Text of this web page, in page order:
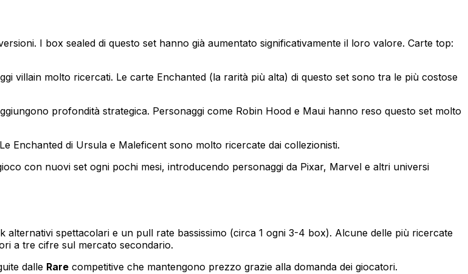
I box sealed di questo set hanno già aumentato significativamente il loro valore. Carte top:
villain molto ricercati. Le carte Enchanted (la rarità più alta) di questo set sono tra le più costose
profondità strategica. Personaggi come Robin Hood e Maui hanno reso questo set molto
Enchanted di Ursula e Maleficent sono molto ricercate dai collezionisti.
con nuovi set ogni pochi mesi, introducendo personaggi da Pixar, Marvel e altri universi
spettacolari e un pull rate bassissimo (circa 1 ogni 3-4 box). Alcune delle più ricercate
a tre cifre sul mercato secondario.
dalle Rare competitive che mantengono prezzo grazie alla domanda dei giocatori.